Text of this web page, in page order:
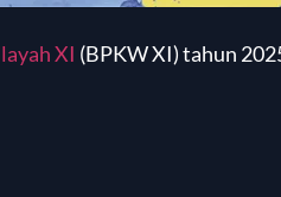
XI (BPKW XI) tahun